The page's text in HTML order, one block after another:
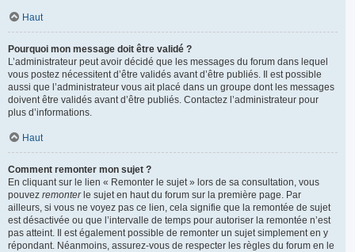
Haut
Pourquoi mon message doit être validé ?
L’administrateur peut avoir décidé que les messages du forum dans lequel
vous postez nécessitent d’être validés avant d’être publiés. Il est possible
aussi que l’administrateur vous ait placé dans un groupe dont les messages
doivent être validés avant d’être publiés. Contactez l’administrateur pour
plus d’informations.
Haut
Comment remonter mon sujet ?
En cliquant sur le lien « Remonter le sujet » lors de sa consultation, vous
pouvez remonterle sujet en haut du forum sur la première page. Par
ailleurs, si vous ne voyez pas ce lien, cela signifie que la remontée de sujet
est désactivée ou que l’intervalle de temps pour autoriser la remontée n’est
pas atteint. Il est également possible de remonter un sujet simplement en y
répondant. Néanmoins, assurez-vous de respecter les règles du forum en le